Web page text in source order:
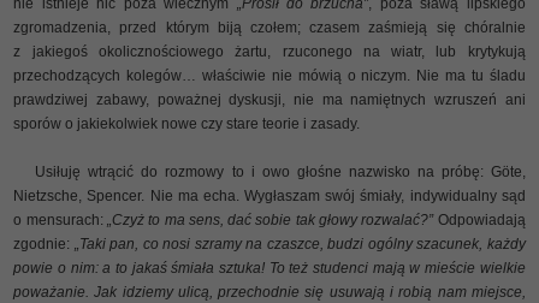
nie istnieje nic poza wiecznym „Prosił do brzucha”, poza sławą lipskiego
zgromadzenia, przed którym biją czołem; czasem zaśmieją się chóralnie
z jakiegoś okolicznościowego żartu, rzuconego na wiatr, lub krytykują
przechodzących kolegów… właściwie nie mówią o niczym. Nie ma tu śladu
prawdziwej zabawy, poważnej dyskusji, nie ma namiętnych wzruszeń ani
sporów o jakiekolwiek nowe czy stare teorie i zasady.
Usiłuję wtrącić do rozmowy to i owo głośne nazwisko na próbę: Göte,
Nietzsche, Spencer. Nie ma echa. Wygłaszam swój śmiały, indywidualny sąd
o mensurach: „Czyż to ma sens, dać sobie tak głowy rozwalać?” Odpowiadają
zgodnie: „Taki pan, co nosi szramy na czaszce, budzi ogólny szacunek, każdy
powie o nim: a to jakaś śmiała sztuka! To też studenci mają w mieście wielkie
poważanie. Jak idziemy ulicą, przechodnie się usuwają i robią nam miejsce,